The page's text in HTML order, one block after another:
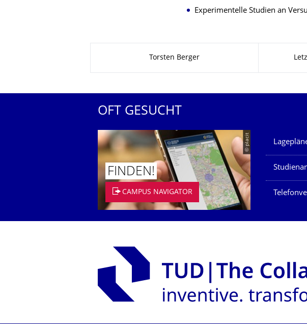
Experimentelle Studien an
Torsten Berger
OFT GESUCHT
© placit
FINDEN!
CAMPUS NAVIGATOR